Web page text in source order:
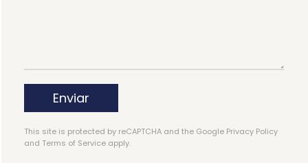
Enviar
This site is protected by reCAPTCHA and the Google Privacy Policy
and Terms of Service apply.